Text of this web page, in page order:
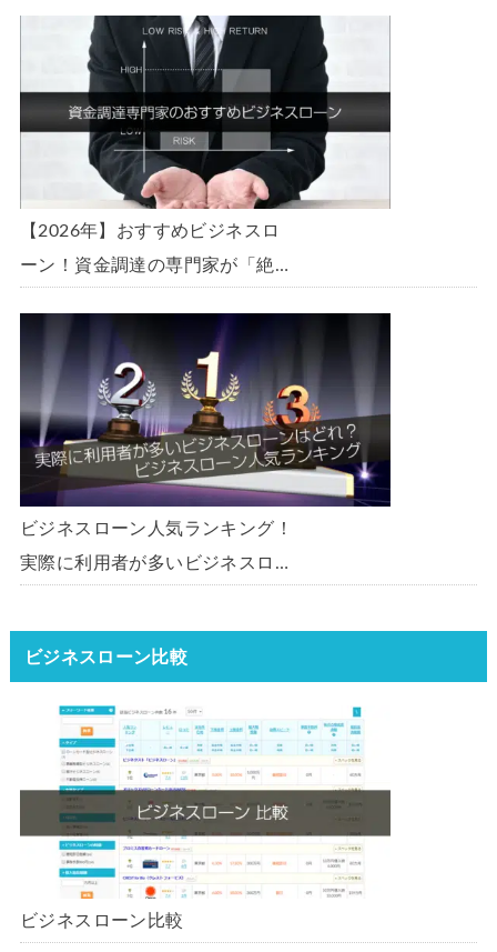
【2026年】おすすめビジネスロ
ーン！資金調達の専門家が「絶
ーン・事業者ローン・商工ローン
ランキング
ビジネスローン人気ランキング！
実際に利用者が多いビジネスロー
ータ】【2026年版】
ビジネスローン比較
ビジネスローン比較